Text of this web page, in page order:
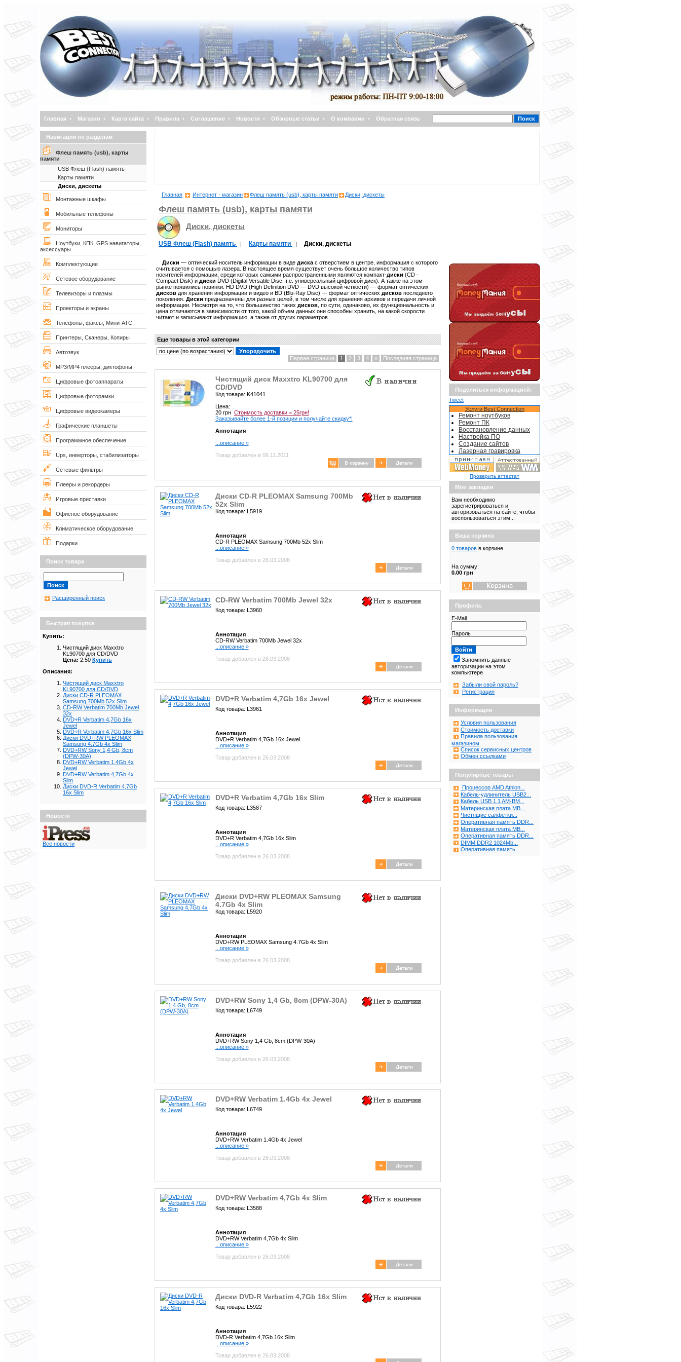
Главная • Магазин • Карта сайта • Правила • Соглашение • Новости • Обзорные статьи • О компании • Обратная связь
Навигация по разделам
Флеш память (usb), карты
памяти
USB Флеш (Flash) память
Карты памяти
Диски, дискеты
Монтажные шкафы
Мобильные телефоны
Мониторы
Ноутбуки, КПК, GPS навигаторы,
аксессуары
Комплектующие
Сетевое оборудование
Телевизоры и плазмы
Проекторы и экраны
Телефоны, факсы, Мини-АТС
Принтеры, Сканеры, Копиры
Автозвук
MP3/MP4 плееры, диктофоны
Цифровые фотоаппараты
Цифровые фоторамки
Цифровые видеокамеры
Графические планшеты
Программное обеспечение
Ups, инверторы, стабилизаторы
Сетевые фильтры
Плееры и рекордеры
Игровые приставки
Офисное оборудование
Климатическое оборудование
Подарки
Поиск товара
Расширенный поиск
Быстрая покупка
Купить:
Чистящий диск Maxxtro
KL90700 для СD/DVD
Цена: 2.50 Купить
Описания:
Чистящий диск Maxxtro
KL90700 для СD/DVD
Диски CD-R PLEOMAX
Samsung 700Mb 52x Slim
CD-RW Verbatim 700Mb Jewel
32x
DVD+R Verbatim 4,7Gb 16x
Jewel
DVD+R Verbatim 4,7Gb 16x Slim
Диски DVD+RW PLEOMAX
Samsung 4.7Gb 4x Slim
DVD+RW Sony 1,4 Gb, 8cm
(DPW-30A)
DVD+RW Verbatim 1.4Gb 4x
Jewel
DVD+RW Verbatim 4,7Gb 4x
Slim
Диски DVD-R Verbatim 4,7Gb
16x Slim
Новости
Все новости
Главная Интернет - магазин Флеш память (usb), карты памяти Диски, дискеты
Флеш память (usb), карты памяти
Диски, дискеты
USB Флеш (Flash) память | Карты памяти | Диски, дискеты
Диски — оптический носитель информации в виде диска с отверстием в центре, информация с которого
считывается с помощью лазера. В настоящее время существует очень большое количество типов
носителей информации, среди которых самыми распространенными являются компакт-диски (CD -
Compact Disk) и диски DVD (Digital Versatile Disc, т.е. универсальный цифровой диск). А также на этом
рынке появились новинки: HD DVD (High Definition DVD — DVD высокой четкости) — формат оптических
дисков для хранения информации и видео и BD (Blu-Ray Disc) — формат оптических дисков последнего
поколения. Диски предназначены для разных целей, в том числе для хранения архивов и передачи личной
информации. Несмотря на то, что большинство таких дисков , по сути, одинаково, их функциональность и
цена отличаются в зависимости от того, какой объем данных они способны хранить, на какой скорости
читают и записывают информацию, а также от других параметров.
Еще товары в этой категории
Первая страница 1 2 3 4 » Последняя страница
Чистящий диск Maxxtro KL90700 для
СD/DVD
Код товара: K41041
Цена:
20 грн Стоимость доставки = 25грн!
Заказывайте более 1-й позиции и получайте скидку*!
Аннотация
...описание »
Товар добавлен в 06.11.2011
Диски CD-R PLEOMAX Samsung 700Mb
52x Slim
Код товара: L5919
Аннотация
CD-R PLEOMAX Samsung 700Mb 52x Slim
...описание »
Товар добавлен в 26.03.2008
CD-RW Verbatim 700Mb Jewel 32x
Код товара: L3960
Аннотация
CD-RW Verbatim 700Mb Jewel 32x
...описание »
Товар добавлен в 26.03.2008
DVD+R Verbatim 4,7Gb 16x Jewel
Код товара: L3961
Аннотация
DVD+R Verbatim 4,7Gb 16x Jewel
...описание »
Товар добавлен в 26.03.2008
DVD+R Verbatim 4,7Gb 16x Slim
Код товара: L3587
Аннотация
DVD+R Verbatim 4,7Gb 16x Slim
...описание »
Товар добавлен в 26.03.2008
Диски DVD+RW PLEOMAX Samsung
4.7Gb 4x Slim
Код товара: L5920
Аннотация
DVD+RW PLEOMAX Samsung 4.7Gb 4x Slim
...описание »
Товар добавлен в 26.03.2008
DVD+RW Sony 1,4 Gb, 8cm (DPW-30A)
Код товара: L6749
Аннотация
DVD+RW Sony 1,4 Gb, 8cm (DPW-30A)
...описание »
Товар добавлен в 26.03.2008
DVD+RW Verbatim 1.4Gb 4x Jewel
Код товара: L6749
Аннотация
DVD+RW Verbatim 1.4Gb 4x Jewel
...описание »
Товар добавлен в 26.03.2008
DVD+RW Verbatim 4,7Gb 4x Slim
Код товара: L3588
Аннотация
DVD+RW Verbatim 4,7Gb 4x Slim
...описание »
Товар добавлен в 26.03.2008
Диски DVD-R Verbatim 4,7Gb 16x Slim
Код товара: L5922
Аннотация
DVD-R Verbatim 4,7Gb 16x Slim
...описание »
Товар добавлен в 26.03.2008
Поделиться информацией:
Tweet
Услуги Best Connection
Ремонт ноутбуков
Ремонт ПК
Восстановление данных
Настройка ПО
Создание сайтов
Лазерная гравировка
Проверить аттестат
Мои закладки
Вам необходимо
зарегистрироваться и
авторизоваться на сайте, чтобы
воспользоваться этим...
Ваша корзина
0 товаров в корзине
На сумму:
0.00 грн
Профиль
E-Mail
Пароль
Запомнить данные
авторизации на этом
компьютере
Забыли свой пароль?
Регистрация
Информация
Условия пользования
Стоимость доставки
Правила пользования
магазином
Список сервисных центров
Обмен ссылками
Популярные товары
Процессор AMD Athlon...
Кабель-удлинитель USB2...
Кабель USB 1.1 AM-BM...
Материнская плата MB...
Чистящие салфетки...
Оперативная память DDR...
Материнская плата MB...
Оперативная память DDR...
DIMM DDR2 1024Mb...
Оперативная память...